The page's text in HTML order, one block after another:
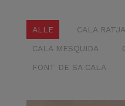
ALLE CALA
CALA MESQUIDA
FONT DE SA CALA